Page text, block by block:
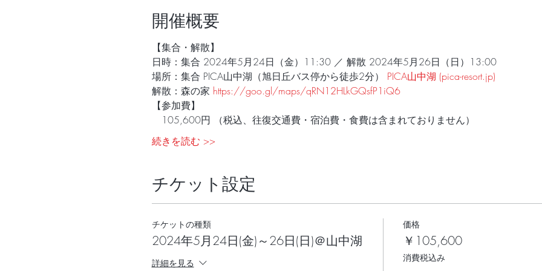
開催概要
【集合・解散】
日時：集合 2024年5月24日（金）11:30 ／ 解散 2024年5月26日（日）13:00
場所：集合 PICA山中湖（旭日丘バス停から徒歩2分） PICA山中湖 (pica-resort.jp)
解散：森の家 https://goo.gl/maps/qRN12HLkGQsfP1iQ6
【参加費】
105,600円 （税込、往復交通費・宿泊費・食費は含まれておりません）
続きを読む >>
チケット設定
チケットの種類
2024年5月24日(金)～26日(日)＠山中湖
詳細を見る
価格
￥105,600
消費税込み